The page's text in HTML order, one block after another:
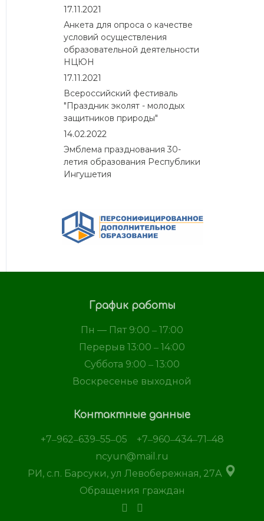
17.11.2021
Анкета для опроса о качестве
условий осуществления
образовательной деятельности
НЦЮН
17.11.2021
Всероссийский фестиваль
"Праздник эколят - молодых
защитников природы"
14.02.2022
Эмблема празднования 30-
летия образования Республики
Ингушетия
График работы
Пн — Пят 9:00 ‒ 17:00
Перерыв 13:00 ‒ 14:00
Суббота 9:00 ‒ 13:00
Воскресенье выходной
Контактные данные
+7‒962‒639‒55‒05
+7‒960‒434‒71‒48
ncyun@mail.ru
РИ, с.п. Барсуки, ул Левобережная, 27А
Обращения граждан